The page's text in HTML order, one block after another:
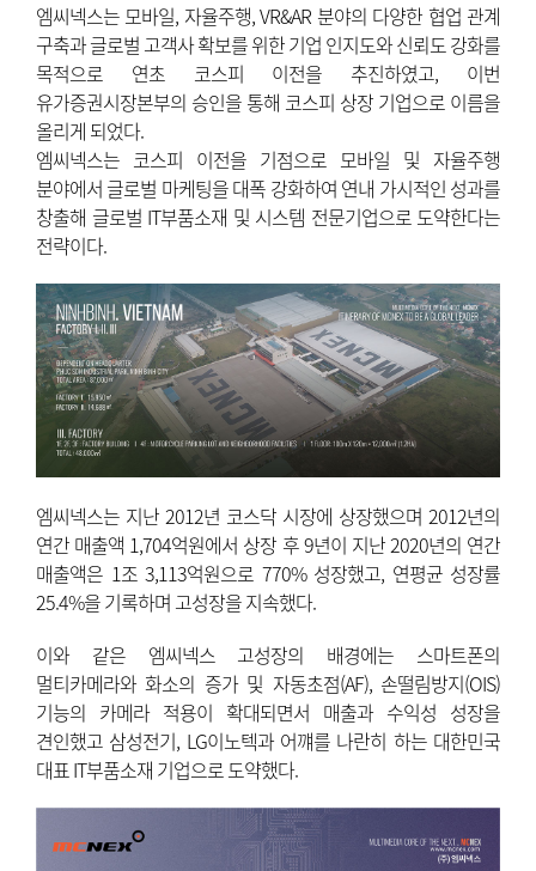
엠씨넥스는 모바일, 자율주행, VR&AR 분야의 다양한 협업 관계
구축과 글로벌 고객사 확보를 위한 기업 인지도와 신뢰도 강화를
목적으로 연초 코스피 이전을 추진하였고, 이번
유가증권시장본부의 승인을 통해 코스피 상장 기업으로 이름을
올리게 되었다.
엠씨넥스는 코스피 이전을 기점으로 모바일 및 자율주행
분야에서 글로벌 마케팅을 대폭 강화하여 연내 가시적인 성과를
창출해 글로벌 IT부품소재 및 시스템 전문기업으로 도약한다는
전략이다.
엠씨넥스는 지난 2012년 코스닥 시장에 상장했으며 2012년의
연간 매출액 1,704억원에서 상장 후 9년이 지난 2020년의 연간
매출액은 1조 3,113억원으로 770% 성장했고, 연평균 성장률
25.4%을 기록하며 고성장을 지속했다.
이와 같은 엠씨넥스 고성장의 배경에는 스마트폰의
멀티카메라와 화소의 증가 및 자동초점(AF), 손떨림방지(OIS)
기능의 카메라 적용이 확대되면서 매출과 수익성 성장을
견인했고 삼성전기, LG이노텍과 어꺠를 나란히 하는 대한민국
대표 IT부품소재 기업으로 도약했다.